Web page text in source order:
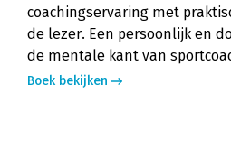
coachingservaring met
de lezer. Een persoonlijk en
de mentale kant van
Boek bekijken